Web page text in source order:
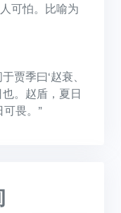
可怕。比喻为
贾季曰‘赵衰、
。赵盾，夏日
可畏。”